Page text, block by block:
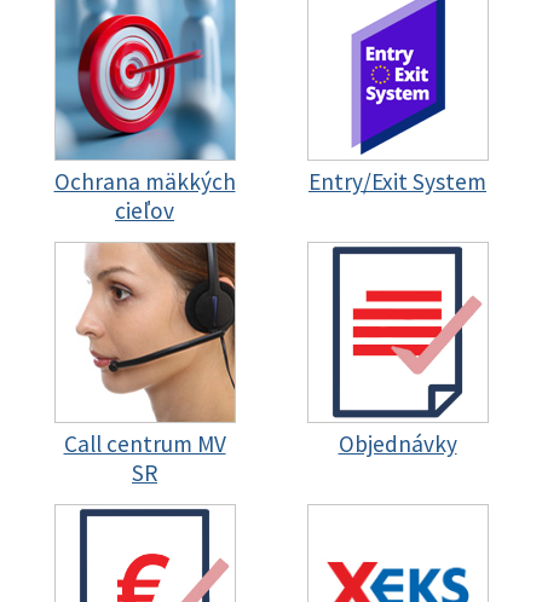
Ochrana mäkkých
cieľov
Entry/Exit System
Call centrum MV
SR
Objednávky